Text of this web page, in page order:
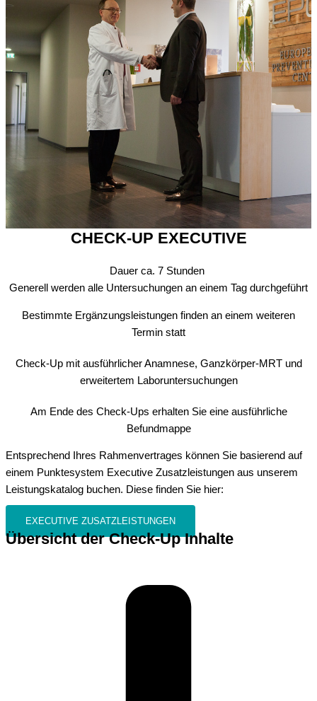
CHECK-UP EXECUTIVE
Dauer ca. 7 Stunden
Generell werden alle Untersuchungen an einem Tag durchgeführt
Bestimmte Ergänzungsleistungen finden an einem weiteren
Termin statt
Check-Up mit ausführlicher Anamnese, Ganzkörper-MRT und
erweitertem Laboruntersuchungen
Am Ende des Check-Ups erhalten Sie eine ausführliche
Befundmappe
Entsprechend Ihres Rahmenvertrages können Sie basierend auf
einem Punktesystem Executive Zusatzleistungen aus unserem
Leistungskatalog buchen. Diese finden Sie hier:
EXECUTIVE ZUSATZLEISTUNGEN​
Übersicht der Check-Up Inhalte